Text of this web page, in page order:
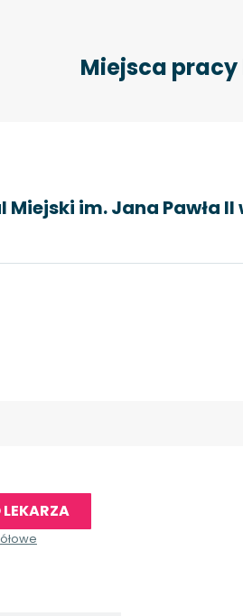
Miejsca
im. Jana Pawła II